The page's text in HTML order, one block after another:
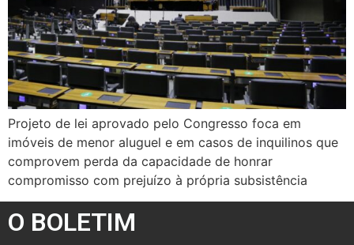
Projeto de lei aprovado pelo Congresso foca em
imóveis de menor aluguel e em casos de inquilinos que
comprovem perda da capacidade de honrar
compromisso com prejuízo à própria subsistência
O BOLETIM